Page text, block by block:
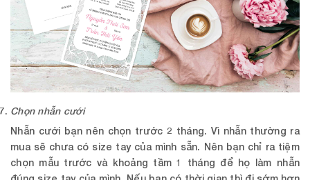
Chọn nhẫn cưới
Nhẫn cưới bạn nên chọn trước 2 tháng. Vì nhẫn thường ra
mua sẽ chưa có size tay của mình sẵn. Nên bạn chỉ ra tiệm
chọn mẫu trước và khoảng tầm 1 tháng để họ làm nhẫn